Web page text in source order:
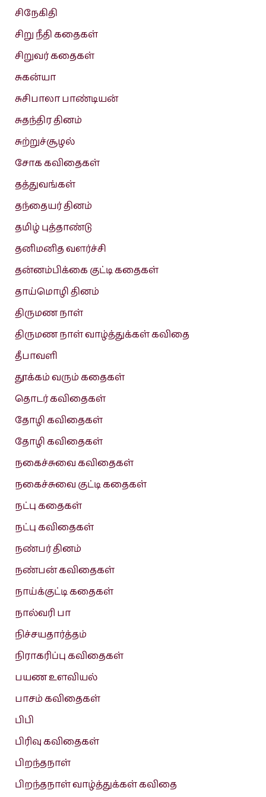
சிநேகிதி
சிறு நீதி கதைகள்
சிறுவர் கதைகள்
சுகன்யா
சுசிபாலா பாண்டியன்
சுதந்திர தினம்
சுற்றுச்சூழல்
சோக கவிதைகள்
தத்துவங்கள்
தந்தையர் தினம்
தமிழ் புத்தாண்டு
தனிமனித வளர்ச்சி
தன்னம்பிக்கை குட்டி கதைகள்
தாய்மொழி தினம்
திருமண நாள்
திருமண நாள் வாழ்த்துக்கள் கவிதை
தீபாவளி
தூக்கம் வரும் கதைகள்
தொடர் கவிதைகள்
தோழி கவிதைகள்
தோழி கவிதைகள்
நகைச்சுவை கவிதைகள்
நகைச்சுவை குட்டி கதைகள்
நட்பு கதைகள்
நட்பு கவிதைகள்
நண்பர் தினம்
நண்பன் கவிதைகள்
நாய்க்குட்டி கதைகள்
நால்வரி பா
நிச்சயதார்த்தம்
நிராகரிப்பு கவிதைகள்
பயண உளவியல்
பாசம் கவிதைகள்
பிபி
பிரிவு கவிதைகள்
பிறந்தநாள்
பிறந்தநாள் வாழ்த்துக்கள் கவிதை